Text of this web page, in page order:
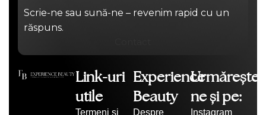
Scrie-ne sau sună-ne – revenim rapid cu un
răspuns.
Link-uri
utile
Termeni și
Experience
Beauty
Despre
Urmărește-
ne și pe:
Instagram